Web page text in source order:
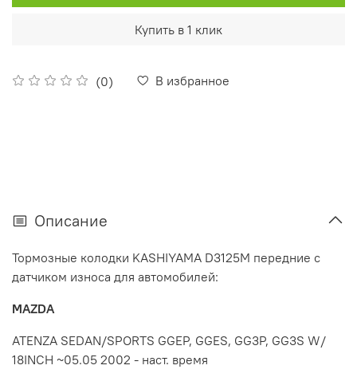
(0) В избранное
Купить в 1 клик
Описание
Тормозные колодки KASHIYAMA D3125M передние с
датчиком износа для автомобилей:
MAZDA
ATENZA SEDAN/SPORTS GGEP, GGES, GG3P, GG3S W/
18INCH ~05.05 2002 - наст. время